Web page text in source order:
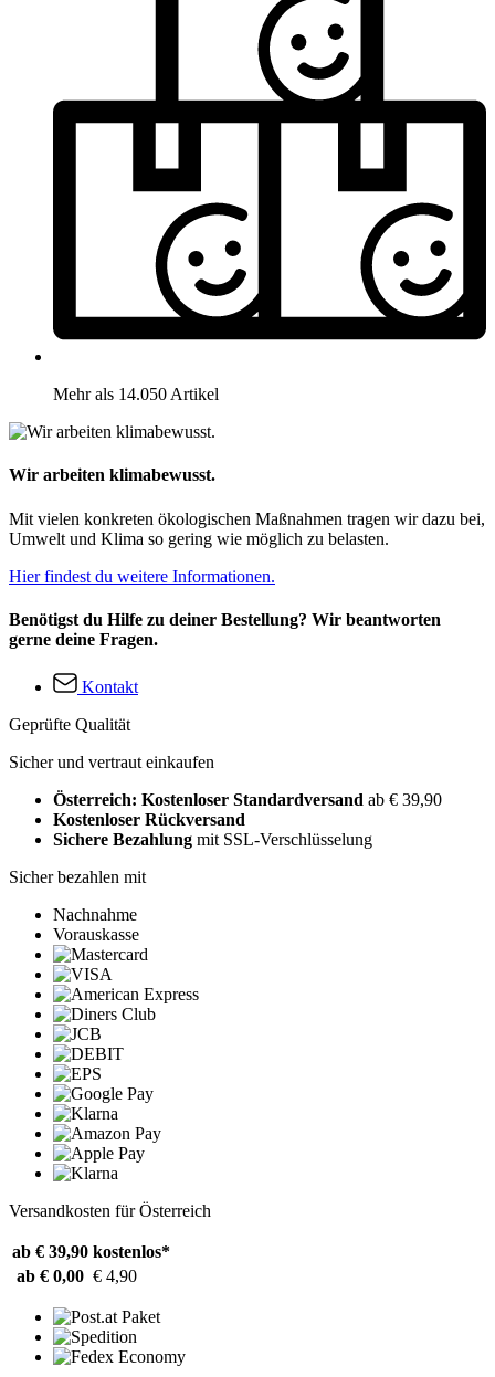
Mehr als 14.050 Artikel
Wir arbeiten klimabewusst.
Mit vielen konkreten ökologischen Maßnahmen tragen wir dazu bei,
Umwelt und Klima so gering wie möglich zu belasten.
Hier findest du weitere Informationen.
Benötigst du Hilfe zu deiner Bestellung? Wir beantworten
gerne deine Fragen.
Kontakt
Geprüfte Qualität
Sicher und vertraut einkaufen
Österreich: Kostenloser Standardversand ab € 39,90
Kostenloser Rückversand
Sichere Bezahlung mit SSL-Verschlüsselung
Sicher bezahlen mit
Nachnahme
Vorauskasse
Versandkosten für Österreich
ab € 39,90 kostenlos*
ab € 0,00 € 4,90